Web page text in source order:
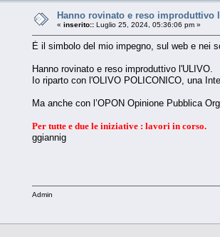
Hanno rovinato e reso improduttivo
« inserito:: Luglio 25, 2024, 05:36:06 pm »
È il simbolo del mio impegno, sul web e nei
Hanno rovinato e reso improduttivo l'ULIVO.
Io riparto con l'OLIVO POLICONICO, una
Ma anche con l’OPON Opinione Pubblica
Per tutte e due le iniziative : lavori in corso.
ggiannig
Admin